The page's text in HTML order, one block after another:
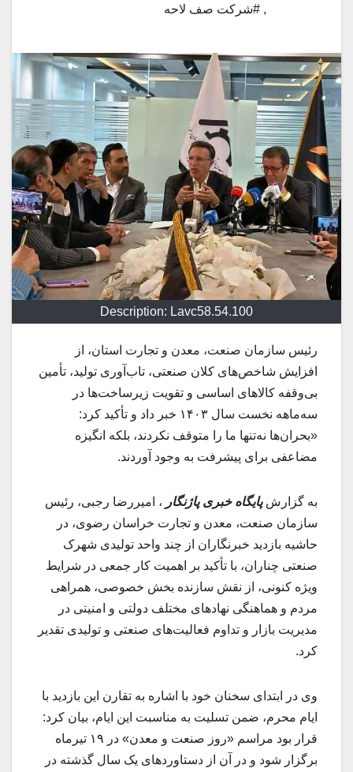
, #شرکت صف لاحه
Description: Lavc58.54.100
رئیس سازمان صنعت، معدن و تجارت استان، از
افزایش شاخص‌های کلان صنعتی، تاب‌آوری تولید، تأمین
بی‌وقفه کالاهای اساسی و تقویت زیرساخت‌ها در
سه‌ماهه نخست سال ۱۴۰۳ خبر داد و تأکید کرد:
«بحران‌ها نه‌تنها ما را متوقف نکردند، بلکه انگیزه
مضاعفی برای پیشرفت به وجود آوردند.
به گزارشپایگاه خبری پاژنگار ، امیررضا رجبی، رئیس
سازمان صنعت، معدن و تجارت خراسان رضوی، در
حاشیه بازدید خبرنگاران از چند واحد تولیدی شهرک
صنعتی چناران، با تأکید بر اهمیت کار جمعی در شرایط
ویژه کنونی، از نقش سازنده بخش خصوصی، همراهی
مردم و هماهنگی نهادهای مختلف دولتی و امنیتی در
مدیریت بازار و تداوم فعالیت‌های صنعتی و تولیدی تقدیر
کرد.
وی در ابتدای سخنان خود با اشاره به تقارن این بازدید با
ایام محرم، ضمن تسلیت به مناسبت این ایام، بیان کرد:
قرار بود مراسم «روز صنعت و معدن» در ۱۹ تیرماه
برگزار شود و در آن از دستاوردهای یک سال گذشته در